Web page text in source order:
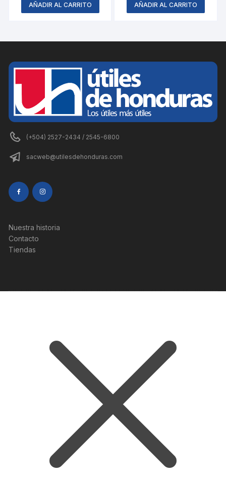
AÑADIR AL CARRITO AÑADIR AL CARRITO
(+504) 2527-2434 / 2545-6800
sacweb@utilesdehonduras.com
Nuestra historia
Contacto
Tiendas